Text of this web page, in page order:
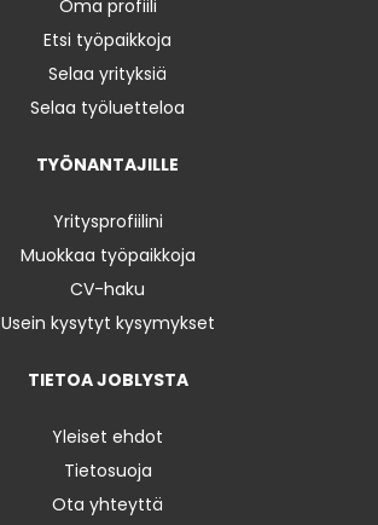
Oma profiili
Etsi työpaikkoja
Selaa yrityksiä
Selaa työluetteloa
TYÖNANTAJILLE
Yritysprofiilini
Muokkaa työpaikkoja
CV-haku
Usein kysytyt kysymykset
TIETOA JOBLYSTA
Yleiset ehdot
Tietosuoja
Ota yhteyttä